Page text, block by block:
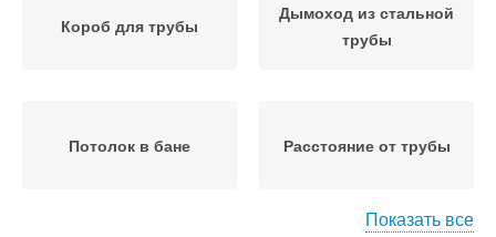
Короб для трубы
Дымоход из стальной
трубы
Потолок в бане Расстояние от трубы
Показать все